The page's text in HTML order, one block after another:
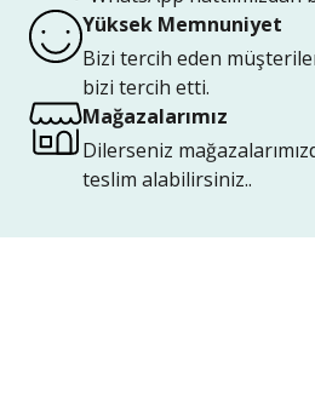
Yüksek Memnuniyet
Bizi tercih eden
bizi tercih etti.
Mağazalarımız
Dilerseniz
teslim alabilirsiniz..